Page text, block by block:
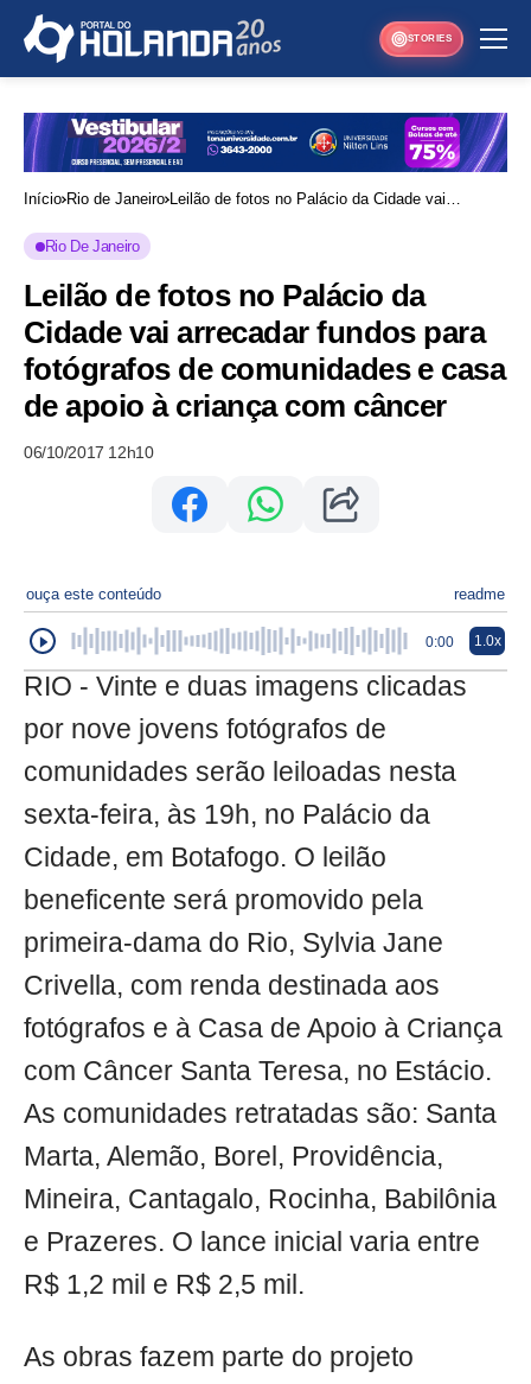
STORIES
Início Rio de Janeiro Leilão de fotos no Palácio da Cidade vai
câncer
Rio De Janeiro
Leilão de fotos no Palácio da
Cidade vai arrecadar fundos para
fotógrafos de comunidades e casa
de apoio à criança com câncer
06/10/2017 12h10
ouça este conteúdo readme
0:00 1.0x
RIO - Vinte e duas imagens clicadas
por nove jovens fotógrafos de
comunidades serão leiloadas nesta
sexta-feira, às 19h, no Palácio da
Cidade, em Botafogo. O leilão
beneficente será promovido pela
primeira-dama do Rio, Sylvia Jane
Crivella, com renda destinada aos
fotógrafos e à Casa de Apoio à Criança
com Câncer Santa Teresa, no Estácio.
As comunidades retratadas são: Santa
Marta, Alemão, Borel, Providência,
Mineira, Cantagalo, Rocinha, Babilônia
e Prazeres. O ​lance ​inicial varia entre
R$ 1,2 mil e R$ 2,5 mil.
As obras fazem parte do projeto